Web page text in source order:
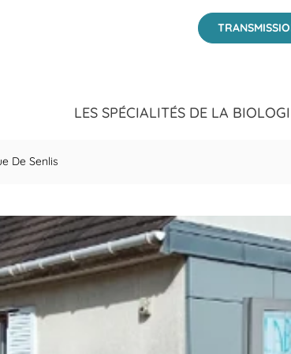
LES SPÉCIALITÉS DE LA
De Senlis